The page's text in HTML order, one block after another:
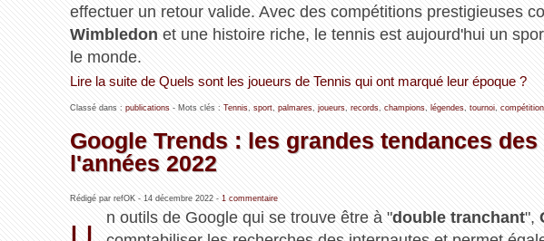
effectuer un retour valide. Avec des compétitions prestigieuses
Wimbledon et une histoire riche, le tennis est aujourd'hui un
le monde.
Lire la suite de Quels sont les joueurs de Tennis qui ont marqué leur époque ?
Classé dans : publications- Mots clés : Tennis, sport, palmares, joueurs, records, champions, légendes, tournoi, compétition
Google Trends : les grandes tendances
l'années 2022
Rédigé par refOK - 14 décembre 2022- 1 commentaire
n outils de Google qui se trouve être à "double tranchant",